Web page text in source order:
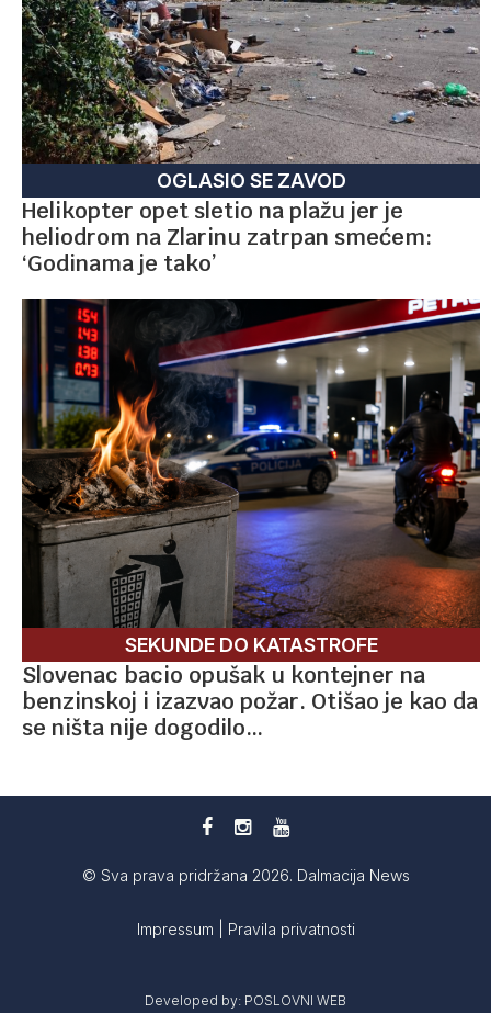
OGLASIO SE ZAVOD
Helikopter opet sletio na plažu jer je
heliodrom na Zlarinu zatrpan smećem:
‘Godinama je tako’
SEKUNDE DO KATASTROFE
Slovenac bacio opušak u kontejner na
benzinskoj i izazvao požar. Otišao je kao da
se ništa nije dogodilo…
© Sva prava pridržana 2026. Dalmacija News
Impressum Pravila privatnosti
Developed by: POSLOVNI WEB